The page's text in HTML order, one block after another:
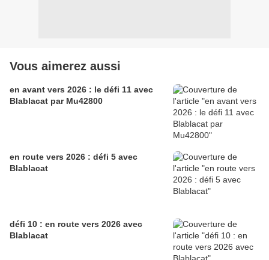
Vous aimerez aussi
en avant vers 2026 : le défi 11 avec
Blablacat par Mu42800
en route vers 2026 : défi 5 avec
Blablacat
défi 10 : en route vers 2026 avec
Blablacat